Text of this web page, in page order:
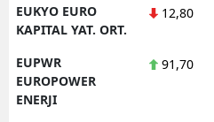
EUKYO EURO
KAPITAL YAT. ORT.
12,80
EUPWR
EUROPOWER
ENERJI
91,70